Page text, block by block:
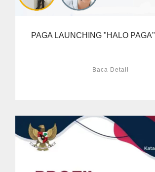
PAGA LAUNCHING "HALO PAGA"
Baca Detail